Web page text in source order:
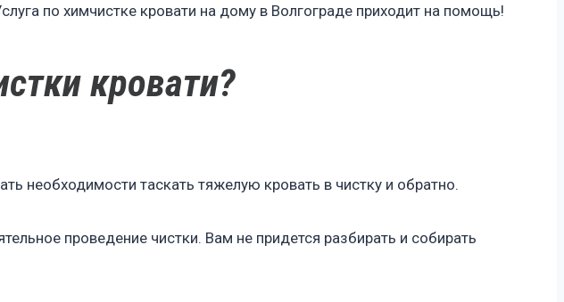
по химчистке кровати на дому в Волгограде приходит на помощь!
кровати?
необходимости таскать тяжелую кровать в чистку и обратно.
проведение чистки. Вам не придется разбирать и собирать